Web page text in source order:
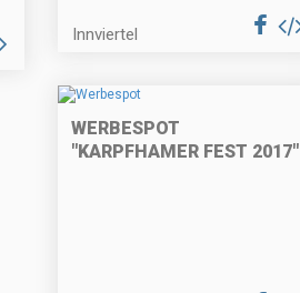
Innviertel
WERBESPOT
"KARPFHAMER FEST 2017"